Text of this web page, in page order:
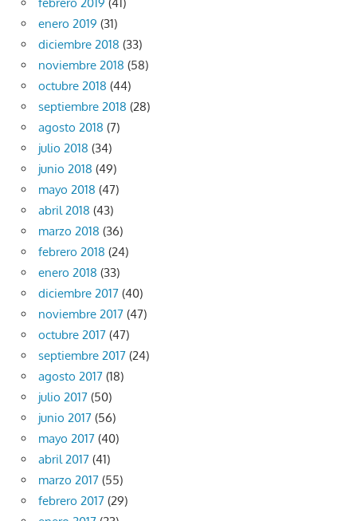
enero 2019 (31)
diciembre 2018 (33)
noviembre 2018 (58)
octubre 2018 (44)
septiembre 2018 (28)
agosto 2018 (7)
julio 2018 (34)
junio 2018 (49)
mayo 2018 (47)
abril 2018 (43)
marzo 2018 (36)
febrero 2018 (24)
enero 2018 (33)
diciembre 2017 (40)
noviembre 2017 (47)
octubre 2017 (47)
septiembre 2017 (24)
agosto 2017 (18)
julio 2017 (50)
junio 2017 (56)
mayo 2017 (40)
abril 2017 (41)
marzo 2017 (55)
febrero 2017 (29)